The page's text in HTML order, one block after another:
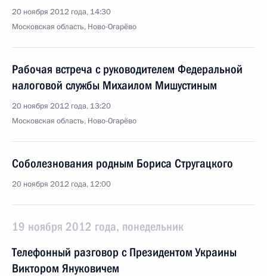
20 ноября 2012 года, 14:30
Московская область, Ново-Огарёво
Рабочая встреча с руководителем Федеральной
налоговой службы Михаилом Мишустиным
20 ноября 2012 года, 13:20
Московская область, Ново-Огарёво
Соболезнования родным Бориса Стругацкого
20 ноября 2012 года, 12:00
19 ноября 2012 года, понедельник
Телефонный разговор с Президентом Украины
Виктором Януковичем